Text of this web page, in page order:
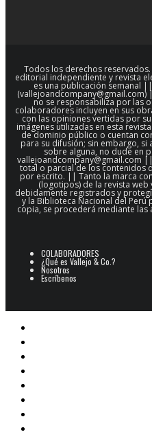
Todos los derechos reservados.
editorial independiente y revista
es una publicación semanal
(vallejoandcompany@gmail.com)
no se responsabiliza por las
colaboradores incluyen en sus
con las opiniones vertidas por
imágenes utilizadas en esta
de dominio público o cuentan
para su difusión; sin embargo,
sobre alguna, no dude en
vallejoandcompany@gmail.com
total o parcial de los contenidos
por escrito. || Tanto la marca
(logotipos) de la revista web
debidamente registrados y
y la Biblioteca Nacional del
copia, se procederá mediante
COLABORADORES
¿Qué es Vallejo & Co.?
Nosotros
Escríbenos